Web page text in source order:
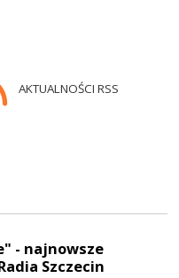
AKTUALNOŚCI RSS
- najnowsze
Szczecin